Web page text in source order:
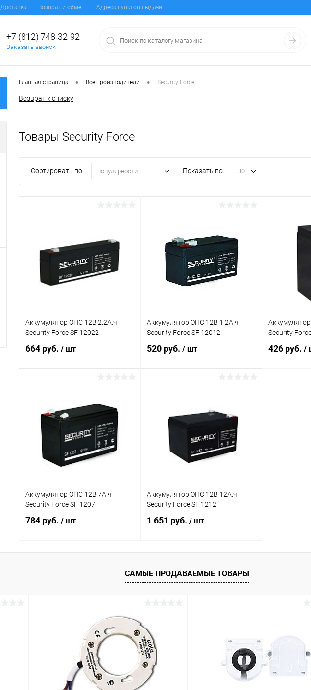
Доставка Возврат и обмен Адреса пунктов выдачи
+7 (812) 748-32-92
Заказать звонок
Главная страница • Все производители • Security Force
Возврат к списку
Товары Security Force
Сортировать по: популярности Показать по: 30
Аккумулятор ОПС 12В 2.2А.ч
Security Force SF 12022
664 руб. / шт
Купить в 1 клик Сравнение
В избранное В наличии
Аккумулятор ОПС 12В 1.2А.ч
Security Force SF 12012
520 руб. / шт
Купить в 1 клик Сравнение
В избранное В наличии
Security
426 руб. /
Аккумулятор ОПС 12В 7А.ч
Security Force SF 1207
784 руб. / шт
Аккумулятор ОПС 12В 12А.ч
Security Force SF 1212
1 651 руб. / шт
САМЫЕ ПРОДАВАЕМЫЕ ТОВАРЫ